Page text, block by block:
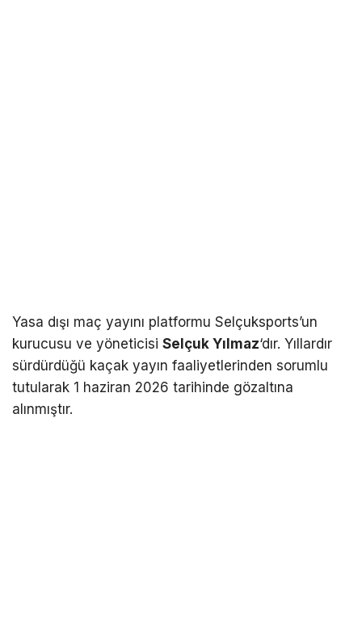
Yasa dışı maç yayını platformu Selçuksports’un
kurucusu ve yöneticisi Selçuk Yılmaz‘dır. Yıllardır
sürdürdüğü kaçak yayın faaliyetlerinden sorumlu
tutularak 1 haziran 2026 tarihinde gözaltına
alınmıştır.